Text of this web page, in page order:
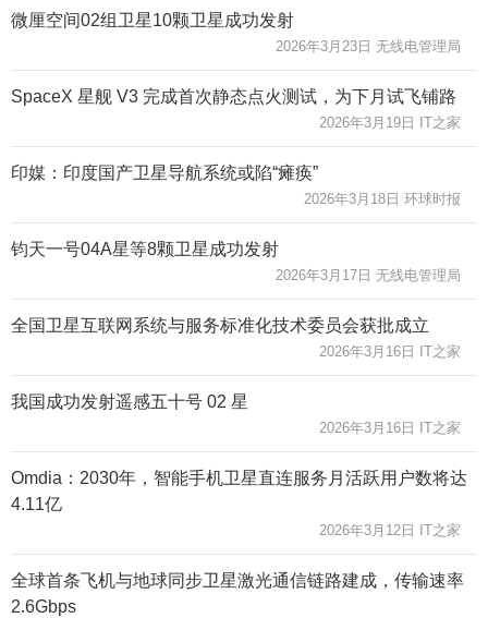
微厘空间02组卫星10颗卫星成功发射
2026年3月23日 无线电管理局
SpaceX 星舰 V3 完成首次静态点火测试，为下月试飞铺路
2026年3月19日 IT之家
印媒：印度国产卫星导航系统或陷“瘫痪”
2026年3月18日 环球时报
钧天一号04A星等8颗卫星成功发射
2026年3月17日 无线电管理局
全国卫星互联网系统与服务标准化技术委员会获批成立
2026年3月16日 IT之家
我国成功发射遥感五十号 02 星
2026年3月16日 IT之家
Omdia：2030年，智能手机卫星直连服务月活跃用户数将达
4.11亿
2026年3月12日 IT之家
全球首条飞机与地球同步卫星激光通信链路建成，传输速率
2.6Gbps